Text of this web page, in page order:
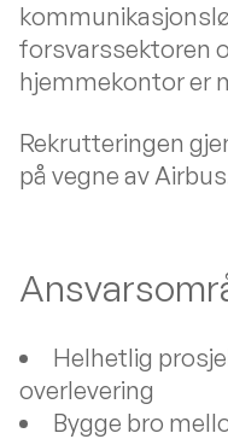
forsvarssektoren
hjemmekontor er
Rekrutteringen
på vegne av
Helhetlig
overlevering
Bygge bro